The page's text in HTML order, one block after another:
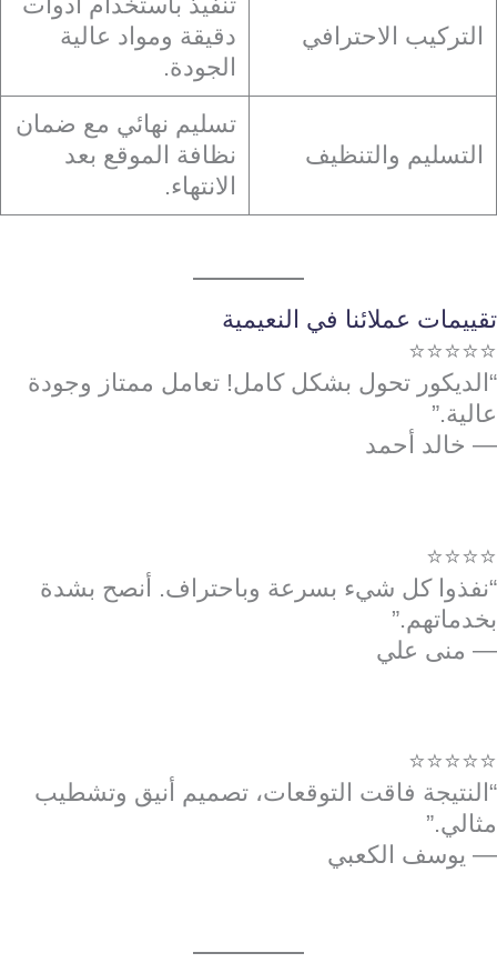
التركيب الاحترافي
دقيقة ومواد عالية
الجودة.
التسليم والتنظيف
تسليم نهائي مع ضمان
نظافة الموقع بعد
الانتهاء.
تقييمات عملائنا في النعيمية
⭐⭐⭐⭐⭐
“الديكور تحول بشكل كامل! تعامل ممتاز وجودة
عالية.”
— خالد أحمد
⭐⭐⭐⭐
“نفذوا كل شيء بسرعة وباحتراف. أنصح بشدة
بخدماتهم.”
— منى علي
⭐⭐⭐⭐⭐
“النتيجة فاقت التوقعات، تصميم أنيق وتشطيب
مثالي.”
— يوسف الكعبي